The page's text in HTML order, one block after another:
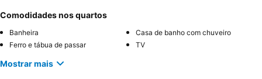
Comodidades nos quartos
Banheira
Casa de banho com chuveiro
Ferro e tábua de passar
TV
Mostrar mais